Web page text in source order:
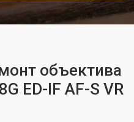
объектива
ED-IF AF-S VR